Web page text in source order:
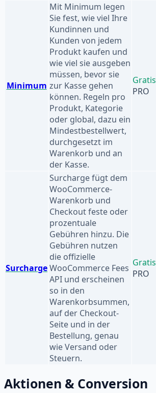
Minimum
Mit Minimum legen
Sie fest, wie viel Ihre
Kundinnen und
Kunden von jedem
Produkt kaufen und
wie viel sie ausgeben
müssen, bevor sie
zur Kasse gehen
können. Regeln pro
Produkt, Kategorie
oder global, dazu ein
Mindestbestellwert,
durchgesetzt im
Warenkorb und an
der Kasse.
Gratis
PRO
Surcharge
Surcharge fügt dem
WooCommerce-
Warenkorb und
Checkout feste oder
prozentuale
Gebühren hinzu. Die
Gebühren nutzen
die offizielle
WooCommerce Fees
API und erscheinen
so in den
Warenkorbsummen,
auf der Checkout-
Seite und in der
Bestellung, genau
wie Versand oder
Steuern.
Gratis
PRO
Aktionen & Conversion